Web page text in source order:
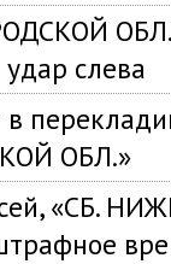
слева
ОБЛ.»
«СБ.